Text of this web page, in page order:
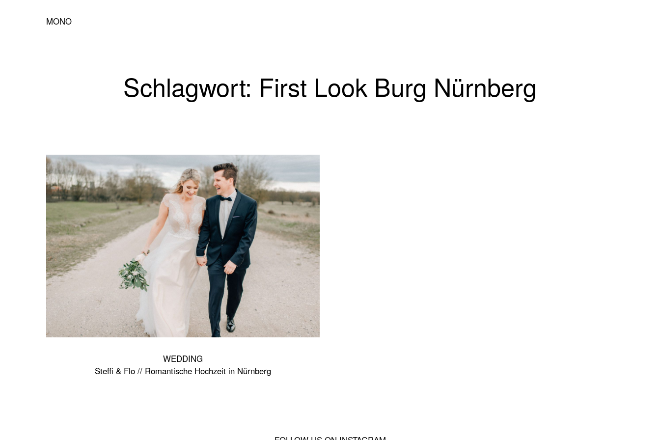
MONO
Schlagwort: First Look Burg Nürnberg
WEDDING
Steffi & Flo // Romantische Hochzeit in Nürnberg